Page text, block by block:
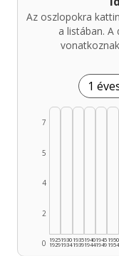
Az oszlopokra
a listában.
1
0
2
4
5
7
1925
1929
1930
1934
1935
1939
1940
1944
1945
1949
1950
1954